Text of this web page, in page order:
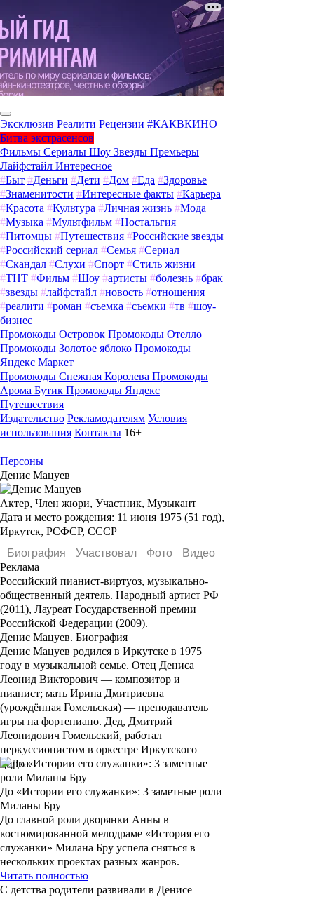
Эксклюзив Реалити Рецензии #КАКВКИНО
Битва экстрасенсов
Фильмы Сериалы Шоу Звезды Премьеры
Лайфстайл Интересное
#Быт #Деньги #Дети #Дом #Еда #Здоровье
#Знаменитости #Интересные факты #Карьера
#Красота #Культура #Личная жизнь #Мода
#Музыка #Мультфильм #Ностальгия
#Питомцы #Путешествия #Российские звезды
#Российский сериал #Семья #Сериал
#Скандал #Слухи #Спорт #Стиль жизни
#ТНТ #Фильм #Шоу #артисты #болезнь #брак
#звезды #лайфстайл #новость #отношения
#реалити #роман #съемка #съемки #тв #шоу-
бизнес
Промокоды Островок Промокоды Отелло
Промокоды Золотое яблоко Промокоды
Яндекс Маркет
Промокоды Снежная Королева Промокоды
Арома Бутик Промокоды Яндекс
Путешествия
Издательство Рекламодателям Условия
использования Контакты 16+
Персоны
Денис Мацуев
Актер, Член жюри, Участник, Музыкант
Дата и место рождения: 11 июня 1975 (51 год),
Иркутск, РСФСР, СССР
Биография
Участвовал Фото
Видеo
Реклама
Российский пианист-виртуоз, музыкально-
общественный деятель. Народный артист РФ
(2011), Лауреат Государственной премии
Российской Федерации (2009).
Денис Мацуев. Биография
Денис Мацуев родился в Иркутске в 1975
году в музыкальной семье. Отец Дениса
Леонид Викторович — композитор и
пианист; мать Ирина Дмитриевна
(урождённая Гомельская) — преподаватель
игры на фортепиано. Дед, Дмитрий
Леонидович Гомельский, работал
перкуссионистом в оркестре Иркутского
цирка.
До «Истории его служанки»: 3 заметные роли
Миланы Бру
До главной роли дворянки Анны в
костюмированной мелодраме «История его
служанки» Милана Бру успела сняться в
нескольких проектах разных жанров.
Читать полностью
С детства родители развивали в Денисе